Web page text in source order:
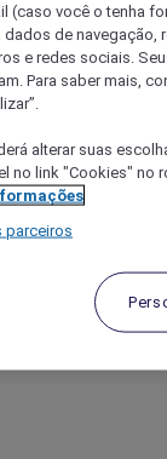
(caso você o tenha
dados de navegação,
e redes sociais.
Para saber mais,
alterar suas
no link "Cookies" no
parceiros